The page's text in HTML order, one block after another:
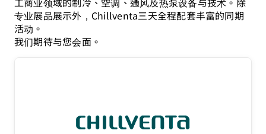
专业展品展示外，Chillventa三天全程配套丰富的同期
活动。
我们期待与您会面。